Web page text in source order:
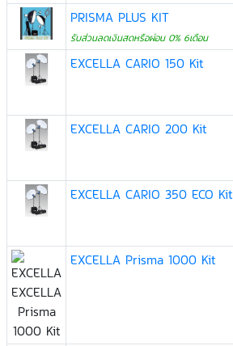
PRISMA PLUS KIT
รับส่วนลดเงินสดหรือผ่อน 0% 6เดือน
EXCELLA CARIO 150 Kit
EXCELLA CARIO 200 Kit
EXCELLA CARIO 350 ECO Kit
EXCELLA Prisma 1000 Kit